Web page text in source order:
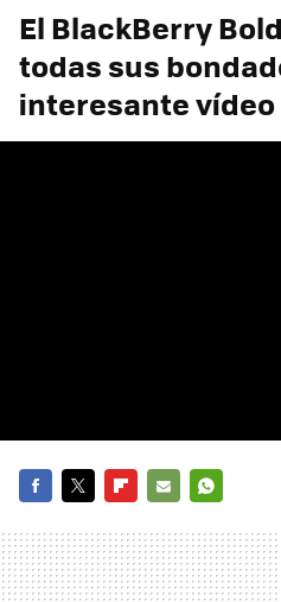
El BlackBerry
todas sus
interesante vídeo
MAIL